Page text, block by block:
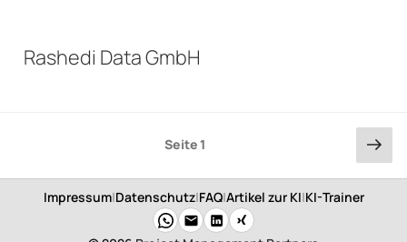
Rashedi Data GmbH
Seitennummerierung
Beiträge
Seite 1
Impressum|Datenschutz|FAQ|Artikel zur KI|KI-Trainer